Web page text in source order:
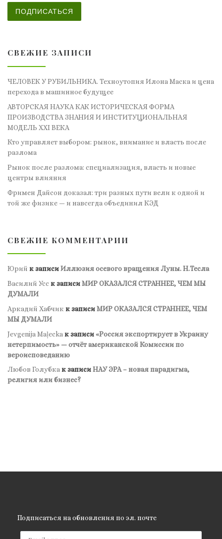
ПОДПИСАТЬСЯ
СВЕЖИЕ ЗАПИСИ
ЧЕЛОВЕК У РУБИЛЬНИКА. Техноутопия Илона Маска и цена
перехода в машинное будущее
АВТОРСКАЯ НАУКА КАК ИСТОРИЧЕСКАЯ ФОРМА
ПРОИЗВОДСТВА ЗНАНИЯ И ИНСТИТУЦИОНАЛЬНАЯ
МОДЕЛЬ XXI ВЕКА
Кто управляет выбором: рынок, внимание и власть после
разлома
Рынок после разлома: специализация, власть и новые
центры влияния
Фримен Дайсон доказал: три разных пути вели к одной и
той же физике — и навсегда объединил КЭД
СВЕЖИЕ КОММЕНТАРИИ
Юрий к записиИллюзия осевого вращения Луны. Н.Тесла
Василий Усс к записиМИР ОКАЗАЛСЯ СТРАННЕЕ, ЧЕМ МЫ
ДУМАЛИ
Аркадий Хабчик к записиМИР ОКАЗАЛСЯ СТРАННЕЕ, ЧЕМ
МЫ ДУМАЛИ
Jevgenija Maļecka к записи«Россия экспортирует в Украину
нетерпимость» — отчёт американской Комиссии по
вероисповеданию
Любов Голубкак записиНАУ ЭРА – новая парадигма,
религия или бизнес?
Подписаться на обновления по эл. почте